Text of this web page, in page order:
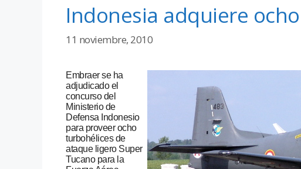
Indonesia adquiere
11 noviembre, 2010
Embraer se ha
adjudicado el
concurso del
Ministerio de
Defensa Indonesio
para proveer ocho
turbohélices de
ataque ligero Super
Tucano para la